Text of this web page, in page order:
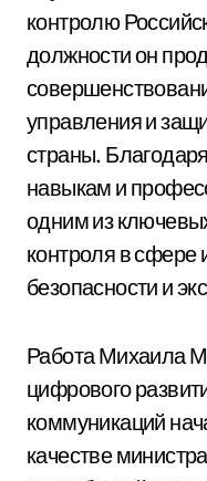
контролю
должности он
управления и
страны.
навыкам и
одним из
контроля в
безопасности и
Работа Михаила
цифрового
коммуникаций
качестве